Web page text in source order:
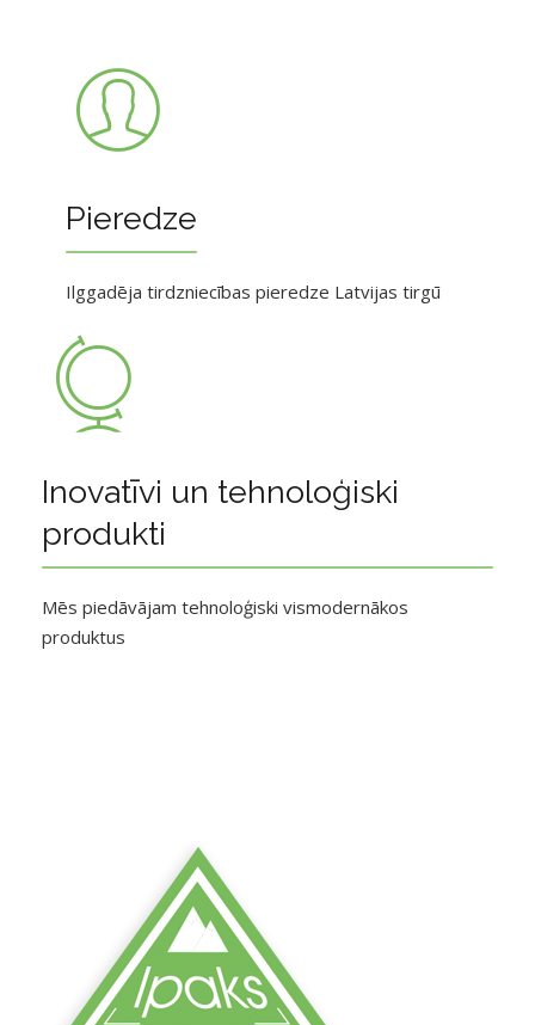
Pieredze
Ilggadēja tirdzniecības pieredze Latvijas tirgū
Inovatīvi un tehnoloģiski
produkti
Mēs piedāvājam tehnoloģiski vismodernākos
produktus